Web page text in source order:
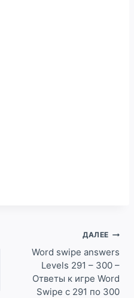
ДАЛЕЕ
Word swipe answers
Levels 291 – 300 –
Ответы к игре Word
Swipe с 291 по 300